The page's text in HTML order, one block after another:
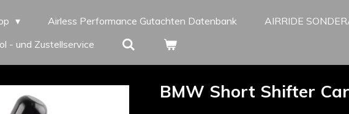
Airless Performance Gutachten Datenbank
AIRRIDE
- und Zustellservice
BMW Short Shifter